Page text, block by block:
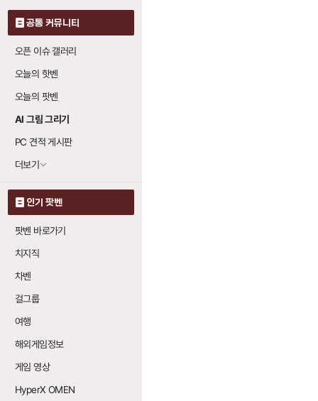
공통 커뮤니티
오픈 이슈 갤러리
오늘의 핫벤
오늘의 팟벤
AI 그림 그리기
PC 견적 게시판
더보기
인기 팟벤
팟벤 바로가기
치지직
차벤
걸그룹
여행
해외게임정보
게임 영상
HyperX OMEN